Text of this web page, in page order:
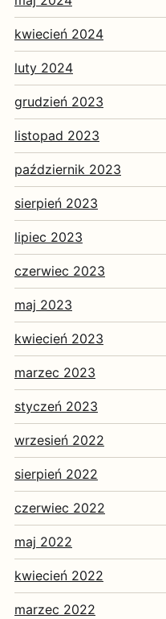
kwiecień 2024
luty 2024
grudzień 2023
listopad 2023
październik 2023
sierpień 2023
lipiec 2023
czerwiec 2023
maj 2023
kwiecień 2023
marzec 2023
styczeń 2023
wrzesień 2022
sierpień 2022
czerwiec 2022
maj 2022
kwiecień 2022
marzec 2022